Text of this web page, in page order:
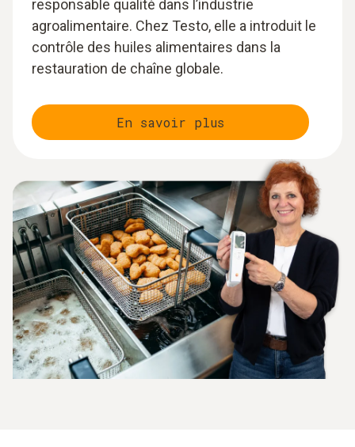
responsable qualité dans l’industrie
agroalimentaire. Chez Testo, elle a introduit le
contrôle des huiles alimentaires dans la
restauration de chaîne globale.
En savoir plus